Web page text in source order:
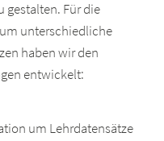
gestalten. Für die
unterschiedliche
haben wir den
entwickelt:
um Lehrdatensätze